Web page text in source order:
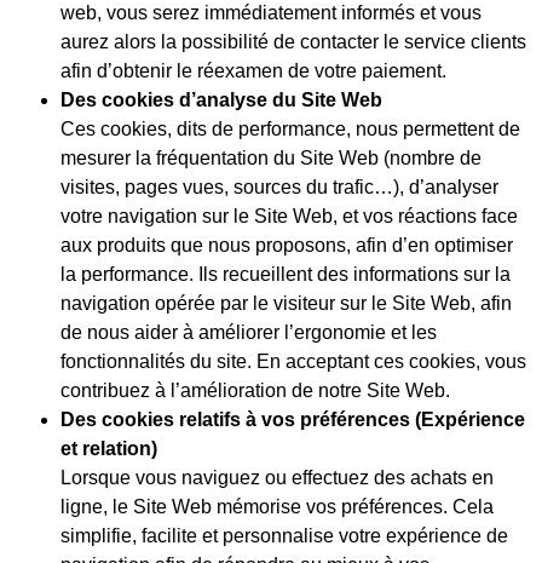
web, vous serez immédiatement informés et vous
aurez alors la possibilité de contacter le service clients
afin d’obtenir le réexamen de votre paiement.
Des cookies d’analyse du Site Web
Ces cookies, dits de performance, nous permettent de
mesurer la fréquentation du Site Web (nombre de
visites, pages vues, sources du trafic…), d’analyser
votre navigation sur le Site Web, et vos réactions face
aux produits que nous proposons, afin d’en optimiser
la performance. Ils recueillent des informations sur la
navigation opérée par le visiteur sur le Site Web, afin
de nous aider à améliorer l’ergonomie et les
fonctionnalités du site. En acceptant ces cookies, vous
contribuez à l’amélioration de notre Site Web.
Des cookies relatifs à vos préférences (Expérience
et relation)
Lorsque vous naviguez ou effectuez des achats en
ligne, le Site Web mémorise vos préférences. Cela
simplifie, facilite et personnalise votre expérience de